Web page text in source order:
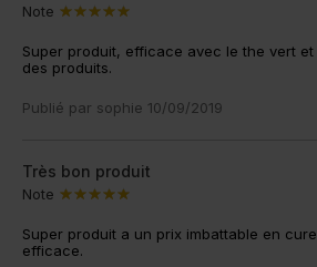
Note
Super produit, efficace avec le the vert et
des produits.
Publié par sophie 10/09/2019
Très bon produit
Note
Super produit a un prix imbattable en
efficace.